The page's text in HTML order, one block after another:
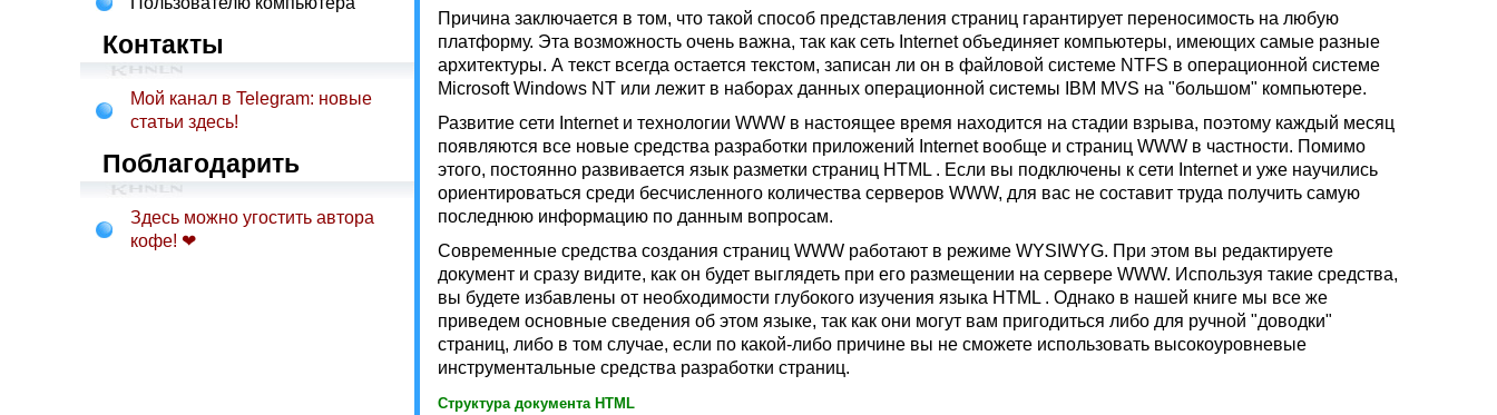
Контакты
Мой канал в Telegram: новые
статьи здесь!
Поблагодарить
Здесь можно угостить автора
кофе! ❤
Причина заключается в том, что такой способ представления страниц гарантирует переносимость на любую
платформу. Эта возможность очень важна, так как сеть Internetобъединяет компьютеры, имеющих самые разные
архитектуры. А текст всегда остается текстом, записан ли он в файловой системе NTFS в операционной системе
Microsoft Windows NT или лежит в наборах данных операционной системы IBM MVS на "большом" компьютере.
Развитие сети Internet и технологии WWW в настоящее время находится на стадии взрыва, поэтому каждый месяц
появляются все новые средства разработки приложений Internet вообще и страниц WWW в частности. Помимо
этого, постоянно развивается язык разметки страниц HTML . Если вы подключены к сети Internet и уже научились
ориентироваться среди бесчисленного количества серверов WWW, для вас не составит труда получить самую
последнюю информацию по данным вопросам.
Современные средства создания страниц WWW работают в режиме WYSIWYG. При этом вы редактируете
документ и сразу видите, как он будет выглядеть при его размещении на сервере WWW. Используя такие средства,
вы будете избавлены от необходимости глубокого изучения языка HTML . Однако в нашей книге мы все же
приведем основные сведения об этом языке, так как они могут вам пригодиться либо для ручной "доводки"
страниц, либо в том случае, если по какой-либо причине вы не сможете использовать высокоуровневые
инструментальные средства разработки страниц.
Структура документа HTML